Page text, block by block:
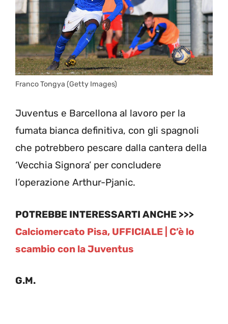
Franco Tongya (Getty Images)
Juventus e Barcellona al lavoro per la
fumata bianca definitiva, con gli spagnoli
che potrebbero pescare dalla cantera della
‘Vecchia Signora’ per concludere
l’operazione Arthur-Pjanic.
POTREBBE INTERESSARTI ANCHE >>>
Calciomercato Pisa, UFFICIALE | C’è lo
scambio con la Juventus
G.M.